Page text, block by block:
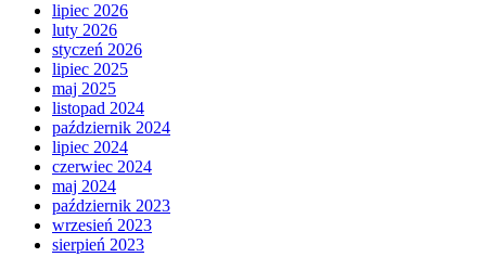
lipiec 2026
luty 2026
styczeń 2026
lipiec 2025
maj 2025
listopad 2024
październik 2024
lipiec 2024
czerwiec 2024
maj 2024
październik 2023
wrzesień 2023
sierpień 2023